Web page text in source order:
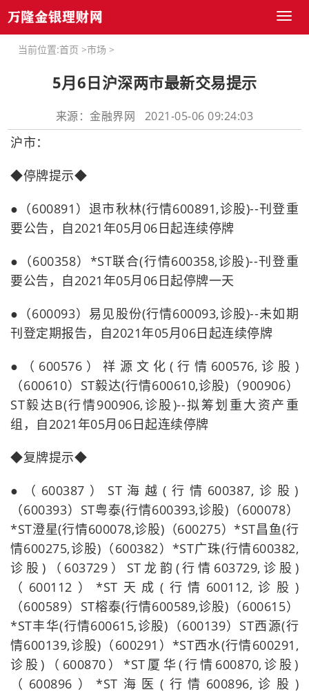
Toggle
当前位置:首页 >市场 >
5月6日沪深两市最新交易提示
来源：金融界网 2021-05-06 09:24:03
沪市：
◆停牌提示◆
●（600891）退市秋林(行情600891,诊股)--刊登重
要公告，自2021年05月06日起连续停牌
●（600358）*ST联合(行情600358,诊股)--刊登重
要公告，自2021年05月06日起停牌一天
●（600093）易见股份(行情600093,诊股)--未如期
刊登定期报告，自2021年05月06日起连续停牌
●（600576）祥源文化(行情600576,诊股)
（600610）ST毅达(行情600610,诊股)（900906）
ST毅达B(行情900906,诊股)--拟筹划重大资产重
组，自2021年05月06日起连续停牌
◆复牌提示◆
●（600387）ST海越(行情600387,诊股)
（600393）ST粤泰(行情600393,诊股)（600078）
*ST澄星(行情600078,诊股)（600275）*ST昌鱼(行
情600275,诊股)（600382）*ST广珠(行情600382,
诊股)（603729）ST龙韵(行情603729,诊股)
（600112）*ST天成(行情600112,诊股)
（600589）ST榕泰(行情600589,诊股)（600615）
*ST丰华(行情600615,诊股)（600139）ST西源(行
情600139,诊股)（600291）*ST西水(行情600291,
诊股)（600870）*ST厦华(行情600870,诊股)
（600896）*ST海医(行情600896,诊股)